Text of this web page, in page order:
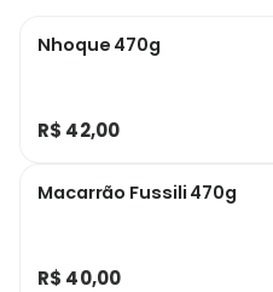
Nhoque 470g
R$ 42,00
Macarrão Fussili 470g
R$ 40,00